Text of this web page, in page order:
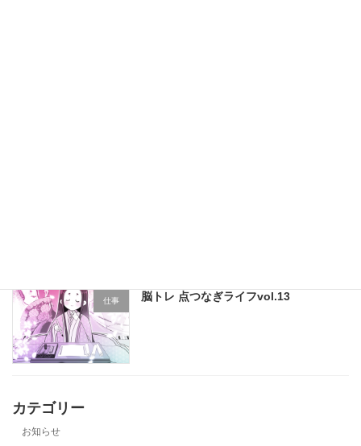
仕事 脳トレ 点つなぎライフvol.13
カテゴリー
お知らせ